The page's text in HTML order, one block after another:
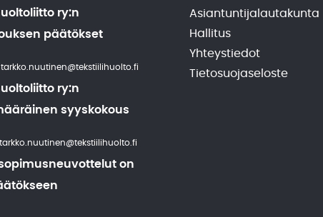
ry:n
päätökset
tarkko.nuutinen@tekstiilihuolto.fi
ry:n
syyskokous
tarkko.nuutinen@tekstiilihuolto.fi
on
Asiantuntija­lautakunta
Hallitus
Yhteystiedot
Tietosuojaseloste